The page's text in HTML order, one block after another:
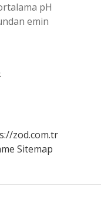
pH
emin
zod.com.tr
Sitemap